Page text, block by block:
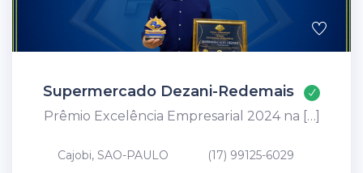
Supermercado Dezani-Redemais
Prêmio Excelência Empresarial 2024 na […]
Cajobi, SAO-PAULO (17) 99125-6029